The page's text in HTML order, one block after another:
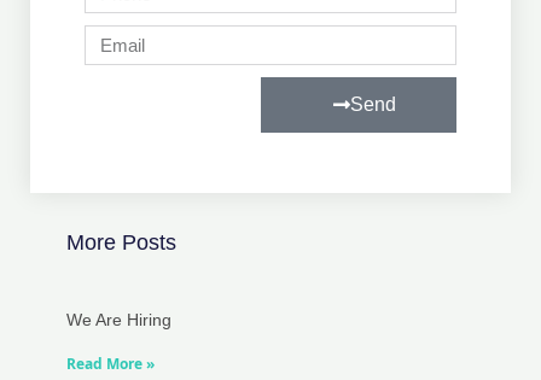
Email
Send
More Posts
We Are Hiring
Read More »